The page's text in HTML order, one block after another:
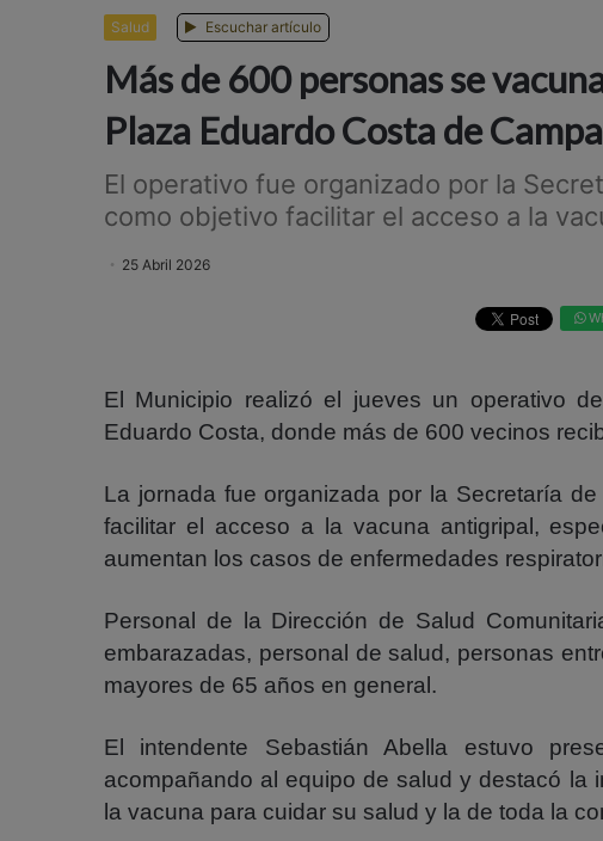
Salud Escuchar artículo
Más de 600 personas se
Plaza Eduardo Costa de
El operativo fue organizado por la
como objetivo facilitar el acceso a la
25 Abril 2026
El Municipio realizó el jueves un operativo
Eduardo Costa, donde más de 600 vecinos
La jornada fue organizada por la Secretaría
facilitar el acceso a la vacuna antigripal,
aumentan los casos de enfermedades
Personal de la Dirección de Salud
embarazadas, personal de salud, personas
mayores de 65 años en general.
El intendente Sebastián Abella estuvo
acompañando al equipo de salud y destacó la
la vacuna para cuidar su salud y la de toda la